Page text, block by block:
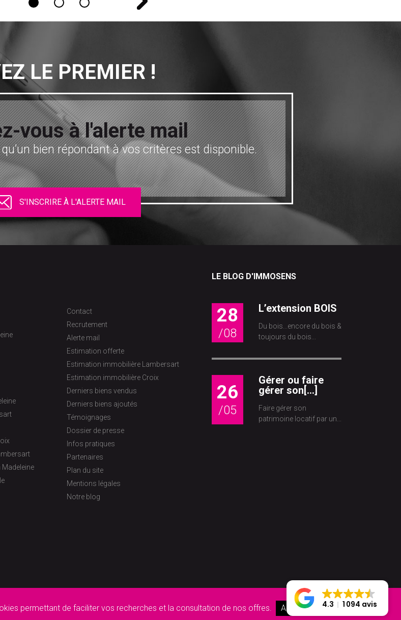
permettant de faciliter vos recherches et la consultation de nos offres. Accepter En savoir +
LE PREMIER !
vous à l'alerte mail
bien répondant à vos critères est disponible.
S'INSCRIRE À L'ALERTE MAIL
Contact
Recrutement
Alerte mail
Estimation offerte
Estimation immobilière Lambersart
Estimation immobilière Croix
Derniers biens vendus
Derniers biens ajoutés
Témoignages
Dossier de presse
Infos pratiques
Partenaires
Plan du site
Mentions légales
Notre blog
LE BLOG D'IMMOSENS
28
/08
L’extension BOIS
Du bois...encore du bois &
toujours du bois...
26
/05
Gérer ou faire
gérer son[...]
Faire gérer son
patrimoine locatif par un...
4.3 1 094 avis